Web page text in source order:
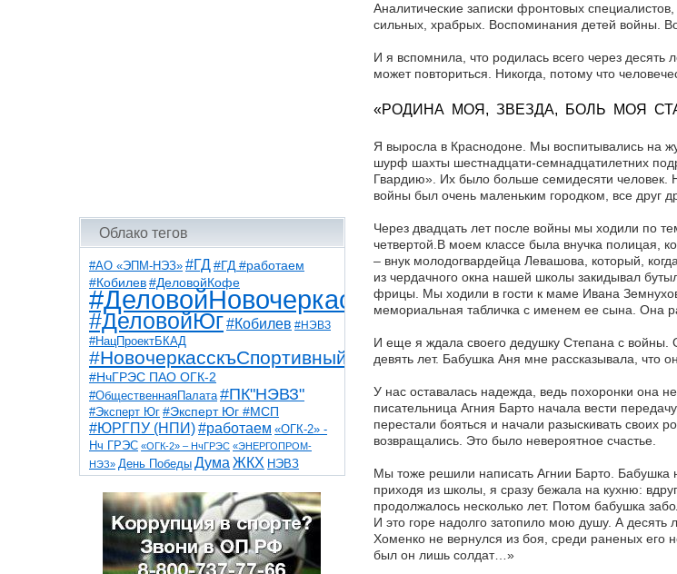
Облако тегов
#АО «ЭПМ-НЭЗ» #ГД #ГД #работаем
#Кобилев #ДеловойКофе
#ДеловойНовочеркасск
#ДеловойЮг#Кобилев #НЭВЗ
#НацПроектБКАД
#НовочеркасскъСпортивный
#НчГРЭС ПАО ОГК-2
#ОбщественнаяПалата #ПК"НЭВЗ"
#Эксперт Юг #Эксперт Юг #МСП
#ЮРГПУ (НПИ)#работаем «ОГК-2» -
Нч ГРЭС «ОГК-2» – НчГРЭС «ЭНЕРГОПРОМ-
НЭЗ» День Победы Дума ЖКХ НЭВЗ
НчГРЭС ТНТ
благоустройствоветераны выборы
детидороги казаки коррупция космос
общественная палата парк пожар роща
спорт театр транспорт художники
Аналитические записки фронтовых
сильных, храбрых. Воспоминания детей войны.
И я вспомнила, что родилась всего через
может повториться. Никогда, потому что
«РОДИНА МОЯ, ЗВЕЗДА, БОЛЬ МОЯ
Я выросла в Краснодоне. Мы воспитывались на
шурф шахты шестнадцати-семнадцатилетних
Гвардию». Их было больше семидесяти человек.
войны был очень маленьким городком, все друг
Через двадцать лет после войны мы ходили по
четвертой.В моем классе была внучка полицая,
– внук молодогвардейца Левашова, который,
из чердачного окна нашей школы закидывал
фрицы. Мы ходили в гости к маме Ивана
мемориальная табличка с именем ее сына. Она
И еще я ждала своего дедушку Степана с войны.
девять лет. Бабушка Аня мне рассказывала,
У нас оставалась надежда, ведь похоронки она
писательница Агния Барто начала вести
перестали бояться и начали разыскивать своих
возвращались. Это было невероятное счастье.
Мы тоже решили написать Агнии Барто.
приходя из школы, я сразу бежала на кухню:
продолжалось несколько лет. Потом бабушка
И это горе надолго затопило мою душу. А
Хоменко не вернулся из боя, среди раненых
был он лишь солдат…»